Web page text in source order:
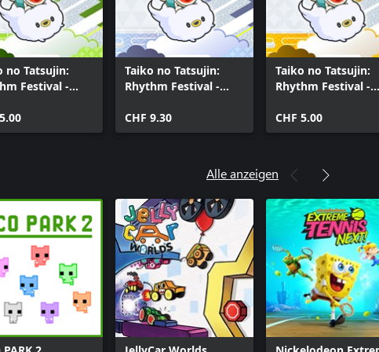
no Tatsujin:
Festival -
Pack
Taiko no Tatsujin:
Rhythm Festival -
Collection
CHF 9.30
Taiko no Tatsujin:
Rhythm Festival -
CHF 5.00
Alle anzeigen